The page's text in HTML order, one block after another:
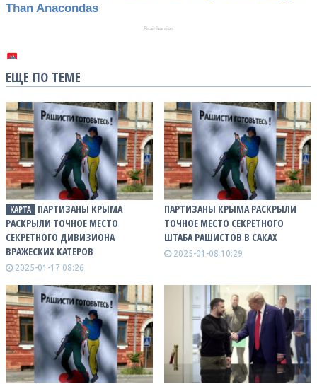
ЕЩЕ ПО ТЕМЕ
КАРТА
ПАРТИЗАНЫ КРЫМА
РАСКРЫЛИ ТОЧНОЕ МЕСТО
СЕКРЕТНОГО ДИВИЗИОНА
ВРАЖЕСКИХ КАТЕРОВ
2025-01-17 08:26
ПАРТИЗАНЫ КРЫМА РАСКРЫЛИ
ТОЧНОЕ МЕСТО СЕКРЕТНОГО
ШТАБА РАШИСТОВ В САКАХ
2025-01-08 10:29